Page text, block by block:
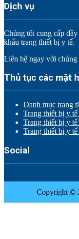
Dịch vụ
Chúng tôi cung cấp
khẩu trang thiết bị y tế.
Liên hệ ngay với
Thủ tục các mặt
Danh mục trang
Trang thiết bị y
Trang thiết bị y
Trang thiết bị y
Social
Copyright ©